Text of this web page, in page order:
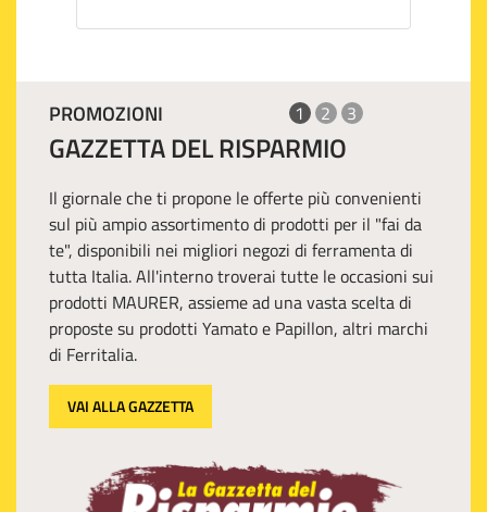
PROMOZIONI 1 2 3
GAZZETTA DEL RISPARMIO
Il giornale che ti propone le offerte più convenienti
sul più ampio assortimento di prodotti per il "fai da
te", disponibili nei migliori negozi di ferramenta di
tutta Italia. All'interno troverai tutte le occasioni sui
prodotti MAURER, assieme ad una vasta scelta di
proposte su prodotti Yamato e Papillon, altri marchi
di Ferritalia.
VAI ALLA GAZZETTA